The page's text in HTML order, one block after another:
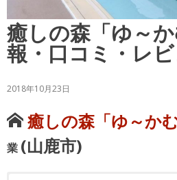
癒しの森「ゆ～
報・口コミ・レ
2018年10月23日
癒しの森「ゆ～か
業 (山鹿市)